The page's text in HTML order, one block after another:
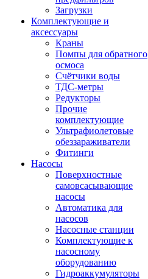
Загрузки
Комплектующие и
аксессуары
Краны
Помпы для обратного
осмоса
Счётчики воды
ТДС-метры
Редукторы
Прочие
комплектующие
Ультрафиолетовые
обеззараживатели
Фитинги
Насосы
Поверхностные
самовсасывающие
насосы
Автоматика для
насосов
Насосные станции
Комплектующие к
насосному
оборудованию
Гидроаккумуляторы